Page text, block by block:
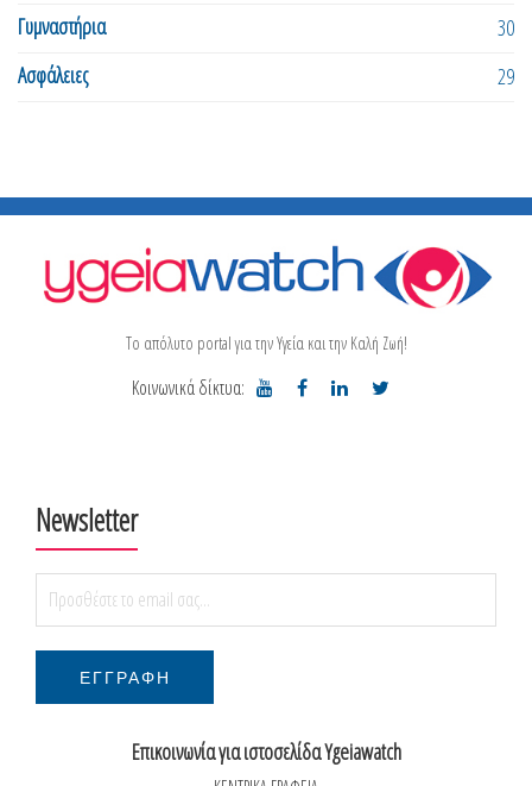
Γυμναστήρια
30
Ασφάλειες
29
Το απόλυτο portal για την Υγεία και την Καλή Ζωή!
Κοινωνικά δίκτυα:
Newsletter
Επικοινωνία για ιστοσελίδα Ygeiawatch